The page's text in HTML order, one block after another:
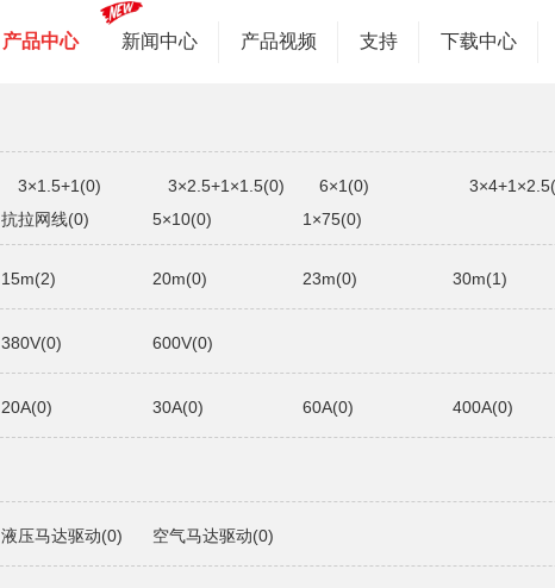
产品中心 新闻中心 产品视频 支持 下载中心
您的位置：主页
3×1.5+1(0) 3×2.5+1×1.5(0) 6×1(0)
抗拉网线(0) 5×10(0) 1×75(0)
15m(2) 20m(0) 23m(0) 30m(1)
380V(0) 600V(0)
20A(0) 30A(0) 60A(0) 400A(0)
液压马达驱动(0) 空气马达驱动(0)